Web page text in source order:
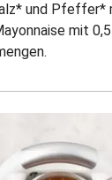
und Pfeffer*
mit